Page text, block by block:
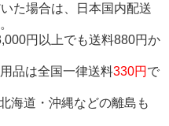
た場合は、日本国内配送
円以上でも送料880円か
品は全国一律送料330円 で
海道・沖縄などの離島も